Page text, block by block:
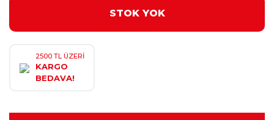
STOK YOK
2500 TL ÜZERİ
KARGO
BEDAVA!